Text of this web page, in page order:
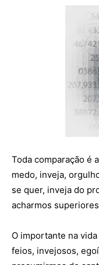
Toda comparação é
medo, inveja,
se quer, inveja do
acharmos
O importante na
feios, invejosos,